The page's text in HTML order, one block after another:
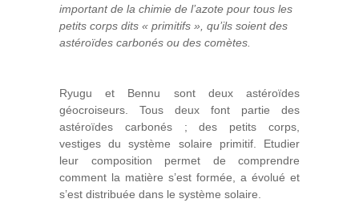
important de la chimie de l’azote pour tous les
petits corps dits « primitifs », qu’ils soient des
astéroïdes carbonés ou des comètes.
Ryugu et Bennu sont deux astéroïdes
géocroiseurs. Tous deux font partie des
astéroïdes carbonés ; des petits corps,
vestiges du système solaire primitif. Etudier
leur composition permet de comprendre
comment la matière s’est formée, a évolué et
s’est distribuée dans le système solaire.